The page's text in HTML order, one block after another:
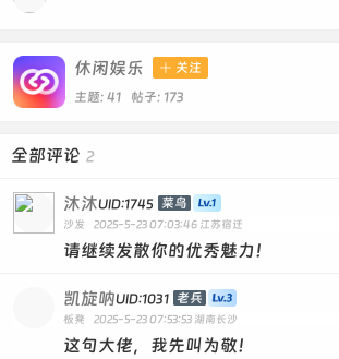
休闲娱乐  关注
主题: 41 帖子: 173
全部评论 2
沐沐UID:1745 菜鸟
沙发 2025-5-23 07:03:46 江苏宿迁
请继续发散你的优秀魅力！
凯旋呐UID:1031 老兵
板凳 2025-5-23 07:53:53 湖南长沙
这句大佬，我先叫为敬！